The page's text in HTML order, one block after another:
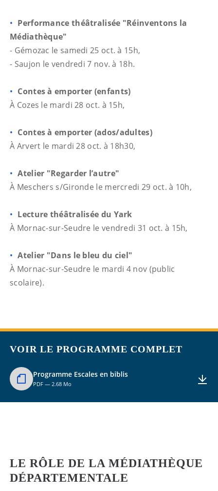
Performance théâtralisée "Réinventons la
Médiathèque"
- Gémozac le samedi 25 oct. à 15h,
- Saujon le vendredi 7 nov. à 18h.
Contes à emporter (enfants)
À Cozes le mardi 28 oct. à 15h,
Contes à emporter (ados/adultes)
À Arvert le mardi 28 oct. à 18h30,
Atelier "Regarder l’autre"
À Meschers s/Gironde le mercredi 29 oct. à 10h,
Lecture théâtralisée du Yark
À Mornac-sur-Seudre le vendredi 31 oct. à 15h,
Atelier "Dans le bleu du ciel"
À Mornac-sur-Seudre le mardi 4 nov (public
scolaire).
VOIR LE PROGRAMME COMPLET
Programme Escales en biblis
PDF — 2.68 Mo
LE RÔLE DE LA MÉDIATHÈQUE
DÉPARTEMENTALE